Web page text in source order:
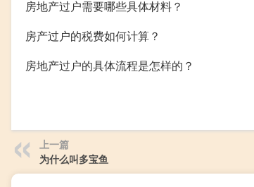
房地产过户需要哪些具体材料？
房产过户的税费如何计算？
房地产过户的具体流程是怎样的？
上一篇
为什么叫多宝鱼